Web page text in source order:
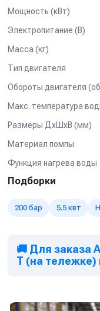
установки.
Дополнительные
любой длины, исходя
- Распылительная
- Грязевая фреза.
- Пенная насадка для
- Внешний навесной
- Внешний разборный
Мощность (кВт)
Электропитание (В)
Масса (кг)
Тип двигателя
Обороты двигателя
Размеры ДхШхВ (мм)
Материал помпы
Функция нагрева воды
Подборки
200 бар 5.5 квт
🚚 Для заказа
T (на тележке)